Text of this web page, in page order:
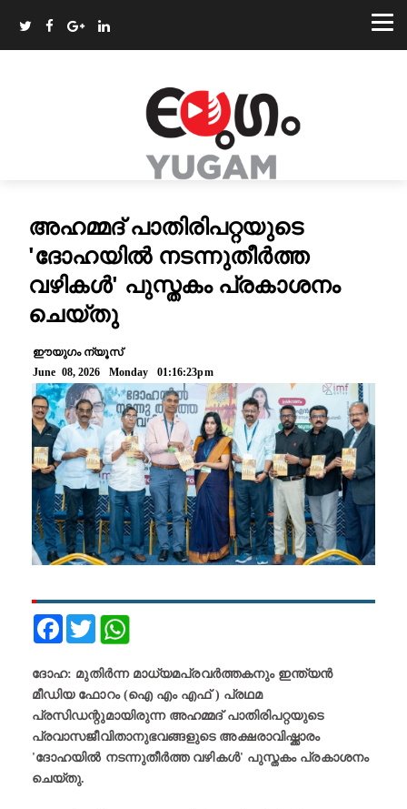
അഹമ്മദ് പാതിരിപറ്റയുടെ
'ദോഹയിൽ നടന്നുതീർത്ത
വഴികൾ' പുസ്തകം പ്രകാശനം
ചെയ്തു
ഈയുഗം ന്യൂസ്
June 08, 2026 Monday 01:16:23pm
FacebookTwitter
​ദോഹ: മുതിർന്ന മാധ്യമപ്രവർത്തകനും ഇന്ത്യൻ
മീഡിയ ഫോറം (ഐ എം എഫ് ) പ്രഥമ
പ്രസിഡന്റുമായിരുന്ന അഹമ്മദ് പാതിരിപറ്റയുടെ
പ്രവാസജീവിതാനുഭവങ്ങളുടെ അക്ഷരാവിഷ്ക്കാരം
'ദോഹയിൽ നടന്നുതീർത്ത വഴികൾ' പുസ്തകം പ്രകാശനം
ചെയ്തു.